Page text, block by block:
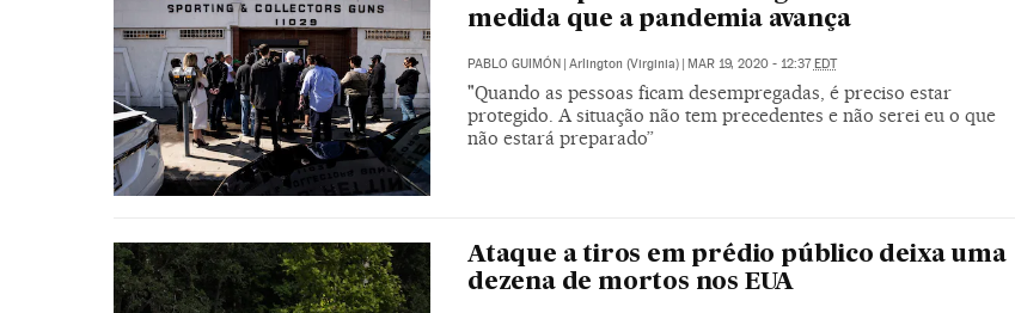
medida que a pandemia avança
PABLO GUIMÓN Arlington (Virginia) MAR 19, 2020 - 12:37 EDT
"Quando as pessoas ficam desempregadas, é preciso estar
protegido. A situação não tem precedentes e não serei eu o que
não estará preparado”
Ataque a tiros em prédio público deixa uma
dezena de mortos nos EUA